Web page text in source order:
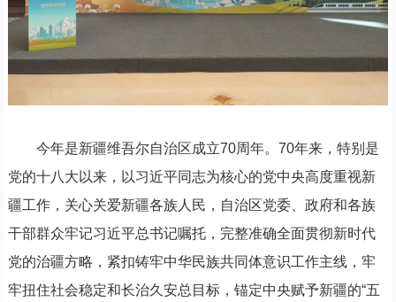
今年是新疆维吾尔自治区成立70周年。70年来，特别是
党的十八大以来，以习近平同志为核心的党中央高度重视新
疆工作，关心关爱新疆各族人民，自治区党委、政府和各族
干部群众牢记习近平总书记嘱托，完整准确全面贯彻新时代
党的治疆方略，紧扣铸牢中华民族共同体意识工作主线，牢
牢扭住社会稳定和长治久安总目标，锚定中央赋予新疆的“五